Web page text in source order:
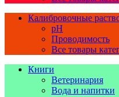
Калибровочные
pH
Проводимость
Все товары
Книги
Ветеринария
Вода и напитки